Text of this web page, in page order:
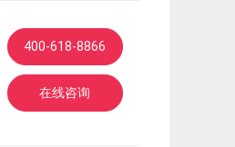
400-618-8866
在线咨询